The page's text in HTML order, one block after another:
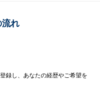
流れ
録し、あなたの経歴やご希望を